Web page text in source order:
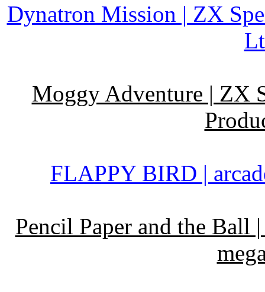
Dynatron Mission | ZX
Moggy Adventure | ZX
FLAPPY BIRD |
Pencil Paper and the